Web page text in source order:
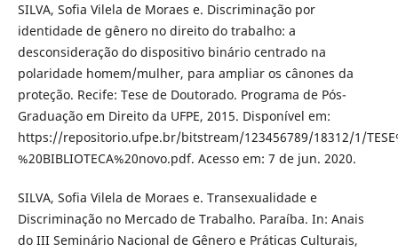
SILVA, Sofia Vilela de Moraes e. Discriminação por
identidade de gênero no direito do trabalho: a
desconsideração do dispositivo binário centrado na
polaridade homem/mulher, para ampliar os cânones da
proteção. Recife: Tese de Doutorado. Programa de Pós-
Graduação em Direito da UFPE, 2015. Disponível em:
https://repositorio.ufpe.br/bitstream/123456789/18312/1/
%20BIBLIOTECA%20novo.pdf. Acesso em: 7 de jun. 2020.
SILVA, Sofia Vilela de Moraes e. Transexualidade e
Discriminação no Mercado de Trabalho. Paraíba. In: Anais
do III Seminário Nacional de Gênero e Práticas Culturais,